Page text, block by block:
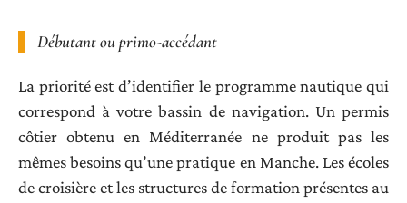
Débutant ou primo-accédant
La priorité est d’identifier le programme nautique qui
correspond à votre bassin de navigation. Un permis
côtier obtenu en Méditerranée ne produit pas les
mêmes besoins qu’une pratique en Manche. Les écoles
de croisière et les structures de formation présentes au